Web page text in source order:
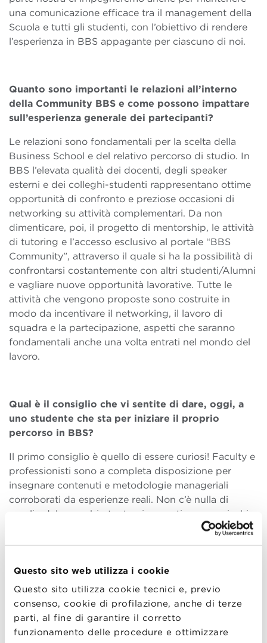
Questo sito web utilizza i cookie
Questo sito utilizza cookie tecnici e, previo
consenso, cookie di profilazione, anche di terze
parti, al fine di garantire il corretto
funzionamento delle procedure e ottimizzare
una comunicazione efficace tra il management della
Scuola e tutti gli studenti, con l’obiettivo di rendere
l’esperienza in BBS appagante per ciascuno di noi.
Quanto sono importanti le relazioni all’interno
della Community BBS e come possono impattare
sull’esperienza generale dei partecipanti?
Le relazioni sono fondamentali per la scelta della
Business School e del relativo percorso di studio. In
BBS l’elevata qualità dei docenti, degli speaker
esterni e dei colleghi-studenti rappresentano ottime
opportunità di confronto e preziose occasioni di
networking su attività complementari. Da non
dimenticare, poi, il progetto di mentorship, le attività
di tutoring e l’accesso esclusivo al portale “BBS
Community”, attraverso il quale si ha la possibilità di
confrontarsi costantemente con altri studenti/Alumni
e vagliare nuove opportunità lavorative. Tutte le
attività che vengono proposte sono costruite in
modo da incentivare il networking, il lavoro di
squadra e la partecipazione, aspetti che saranno
fondamentali anche una volta entrati nel mondo del
lavoro.
Qual è il consiglio che vi sentite di dare, oggi, a
uno studente che sta per iniziare il proprio
percorso in BBS?
Il primo consiglio è quello di essere curiosi! Faculty e
professionisti sono a completa disposizione per
insegnare contenuti e metodologie manageriali
corroborati da esperienze reali. Non c’è nulla di
meglio del connubio tra teoria e pratica per arricchire
la propria formazione personale. Un altro consiglio
che ci sentiamo di dare è quello di non farsi
vivendo: oggi più che mai è importante non solo
arricchire e aggiornare le proprie competenze, ma
anche acquisire capacità personali di gestione di
relazioni “ibride”, cioè parzialmente mediate dalla
tecnologia.